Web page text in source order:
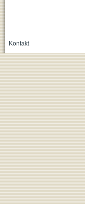
Kontakt